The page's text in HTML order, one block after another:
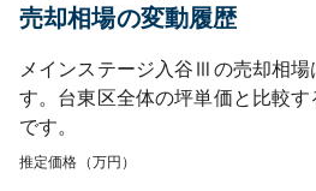
売却相場の変動履歴
メインステージ入谷Ⅲ の売却相場
す。 台東区全体の坪単価と比較す
です。
推定価格（万円）